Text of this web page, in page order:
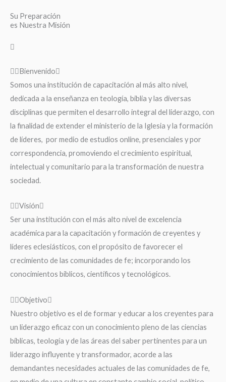
Su Preparación
es Nuestra Misión
Bienvenido
Somos una institución de capacitación al más alto nivel,
dedicada a la enseñanza en teología, biblia y las diversas
disciplinas que permiten el desarrollo integral del liderazgo, con
la finalidad de extender el ministerio de la Iglesia y la formación
de líderes, por medio de estudios online, presenciales y por
correspondencia, promoviendo el crecimiento espiritual,
intelectual y comunitario para la transformación de nuestra
sociedad.
Visión
Ser una institución con el más alto nivel de excelencia
académica para la capacitación y formación de creyentes y
líderes eclesiásticos, con el propósito de favorecer el
crecimiento de las comunidades de fe; incorporando los
conocimientos bíblicos, científicos y tecnológicos.
Objetivo
Nuestro objetivo es el de formar y educar a los creyentes para
un liderazgo eficaz con un conocimiento pleno de las ciencias
bíblicas, teología y de las áreas del saber pertinentes para un
liderazgo influyente y transformador, acorde a las
demandantes necesidades actuales de las comunidades de fe,